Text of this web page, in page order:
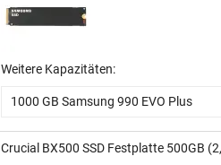
Weitere Kapazitäten:
1000 GB Samsung 990 EVO Plus
Crucial BX500 SSD Festplatte 500GB